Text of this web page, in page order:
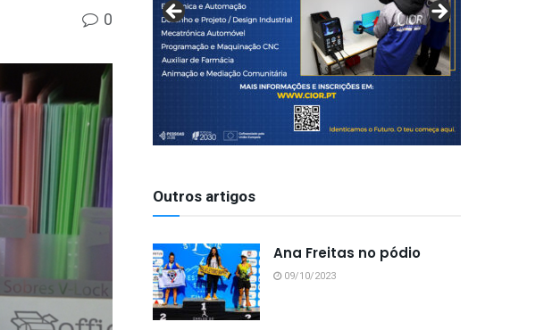
0
Outros artigos
Ana Freitas no pódio
09/10/2023